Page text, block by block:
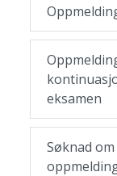
eksamen
Søknad